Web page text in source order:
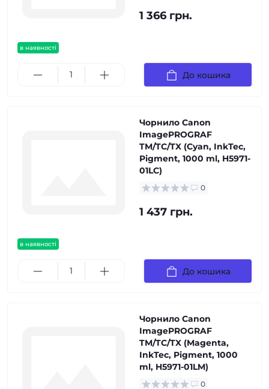
в наявності
1 366 грн.
До кошика
в наявності
Чорнило Canon
ImagePROGRAF
TM/TC/TX (Cyan, InkTec,
Pigment, 1000 ml, H5971-
01LC)
0
1 437 грн.
До кошика
Чорнило Canon
ImagePROGRAF
TM/TC/TX (Magenta,
InkTec, Pigment, 1000
ml, H5971-01LM)
0